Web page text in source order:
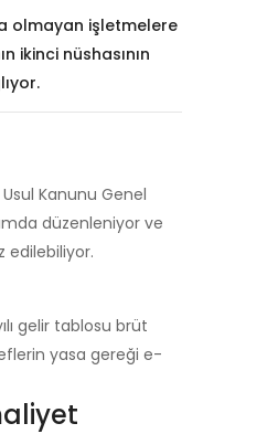
olmayan işletmelere
ikinci nüshasının
Kanunu Genel
düzenleniyor ve
edilebiliyor.
gelir tablosu brüt
yasa gereği e-